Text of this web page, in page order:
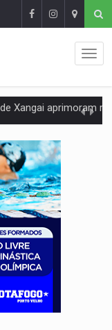
como explodir asteroide com bomba
bater na traseira de
com frango virou o meu
que podem começar com pouco dinheiro e
reúne dimensão continental e posição
para quem quer
espécie de rã em florestas
usado? Veja como consultar o